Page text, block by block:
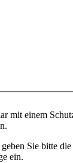
mit einem
Sie bitte die
ein.